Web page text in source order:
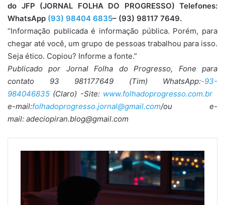
do JFP (JORNAL FOLHA DO PROGRESSO) Telefones:
WhatsApp (93) 98404 6835– (93) 98117 7649.
“Informação publicada é informação pública. Porém, para
chegar até você, um grupo de pessoas trabalhou para isso.
Seja ético. Copiou? Informe a fonte.”
Publicado por Jornal Folha do Progresso, Fone para
contato 93 981177649 (Tim) WhatsApp:-93-
984046835 (Claro) -Site: www.folhadoprogresso.com.br
e-mail:folhadoprogresso.jornal@gmail.com/ou e-
mail: adeciopiran.blog@gmail.com